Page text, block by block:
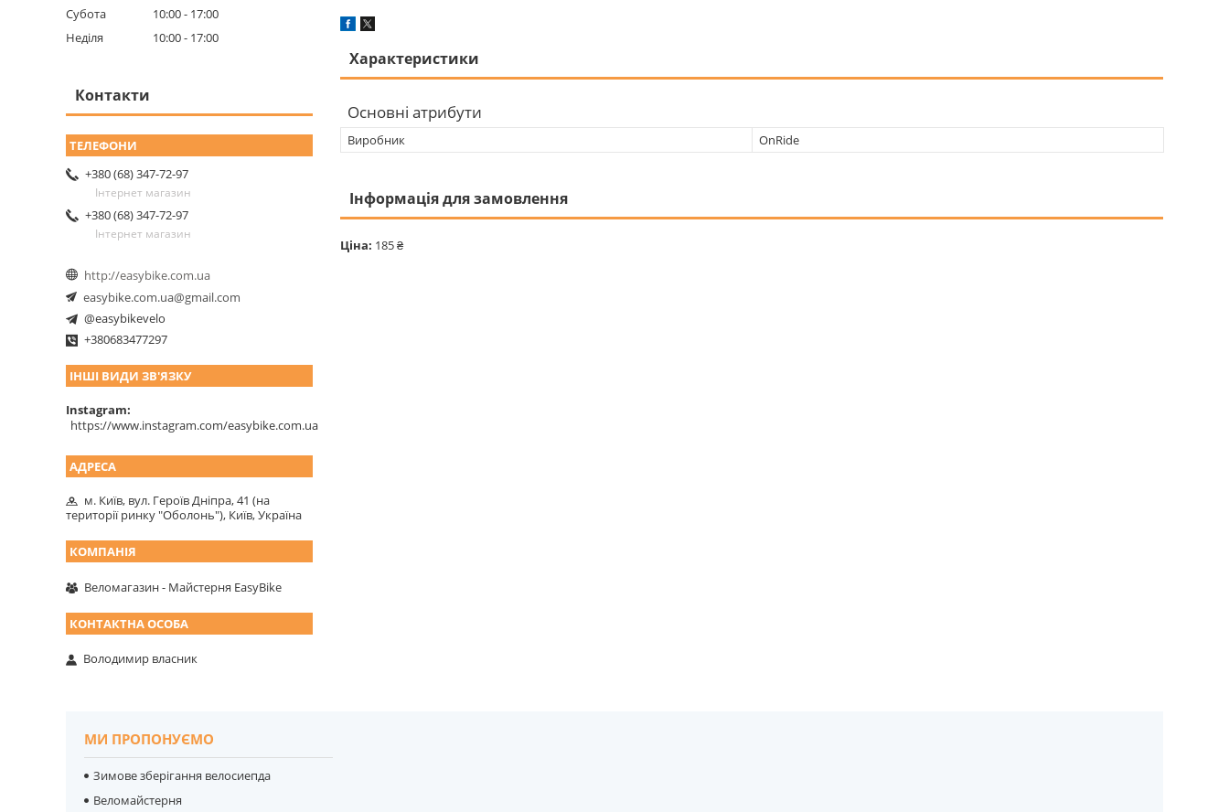
Характеристики
Основні атрибути
Виробник OnRide
Інформація для замовлення
Ціна: 185 ₴
Субота
10:00
17:00
Неділя
10:00 17:00
Контакти
+380 (68) 347-72-97
Інтернет магазин
+380 (68) 347-72-97
Інтернет магазин
http://easybike.com.ua
easybike.com.ua@gmail.com
@easybikevelo
+380683477297
ІНШІ ВИДИ ЗВ'ЯЗКУ
Instagram
https://www.instagram.com/easybike.com.ua
м. Київ, вул. Героїв Дніпра, 41 (на
території ринку "Оболонь"), Київ, Україна
Веломагазин - Майстерня EasyBike
Володимир власник
МИ ПРОПОНУЄМО
Зимове зберігання велосиепда
Веломайстерня